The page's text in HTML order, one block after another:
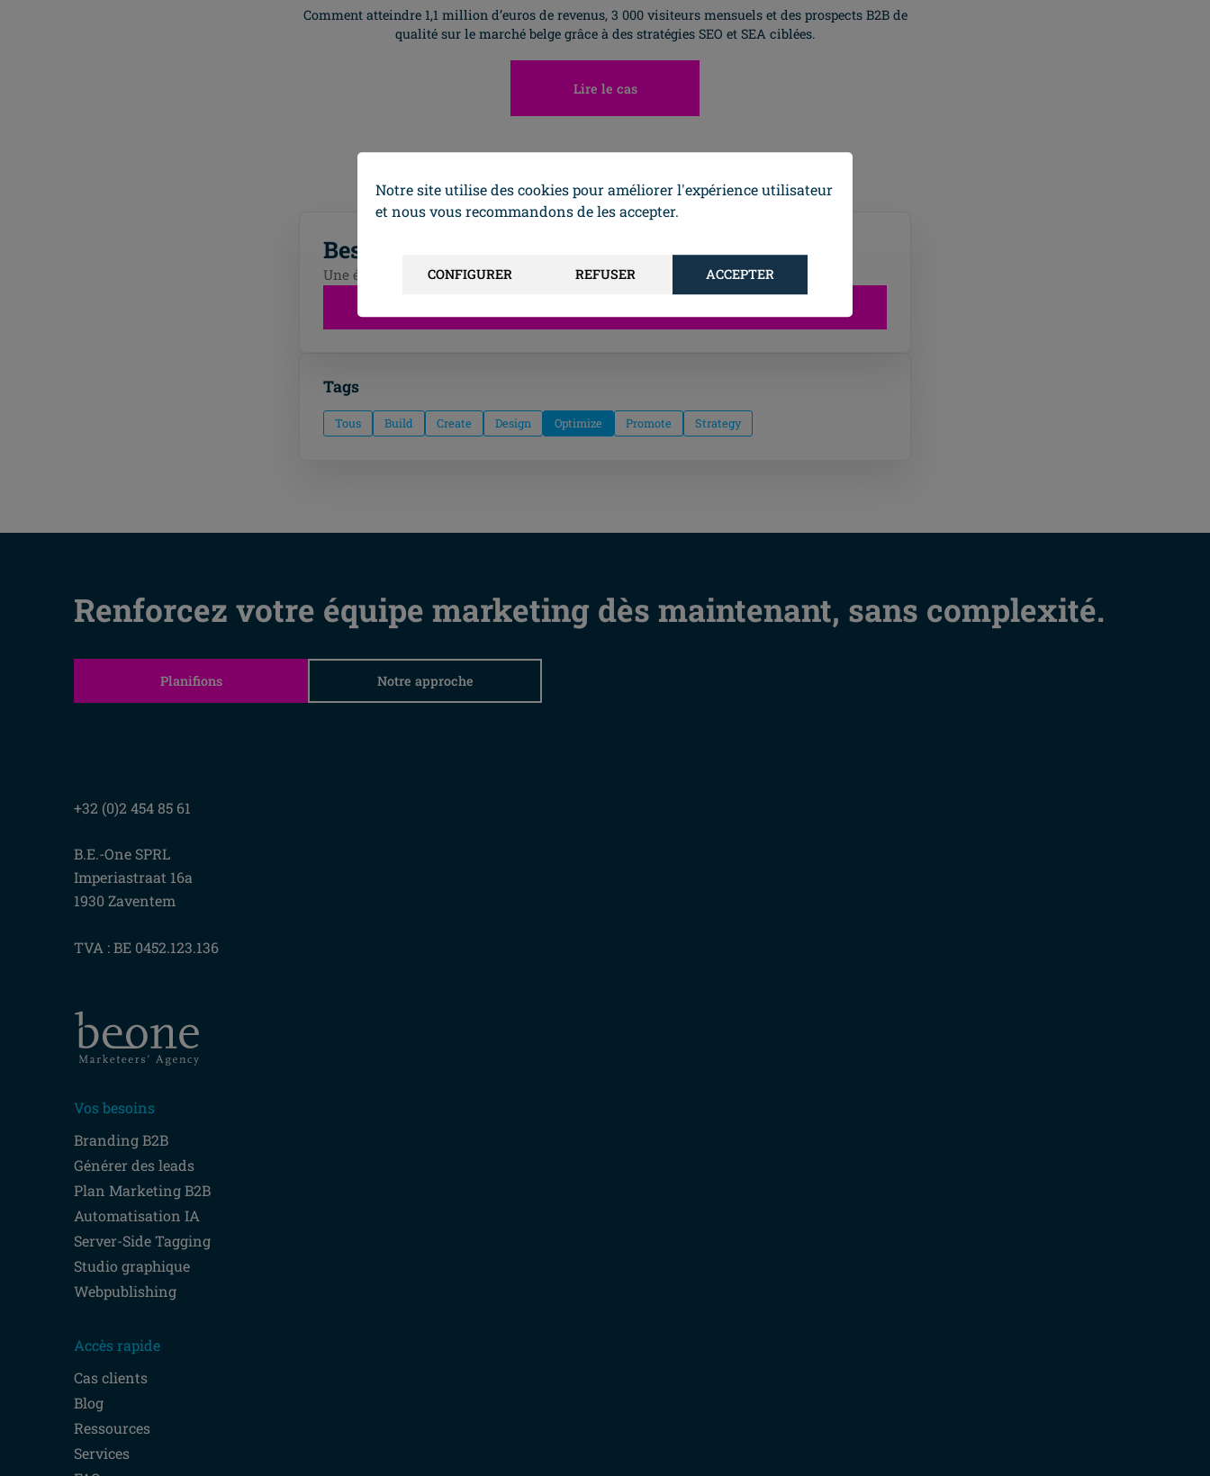
Comment atteindre 1,1 million d’euros de revenus, 3 000 visiteurs mensuels et des prospects B2B de
qualité sur le marché belge grâce à des stratégies SEO et SEA ciblées.
Lire le cas
Besoin de renfort marketing ?
Une équipe marketing complète, sans les contraintes du recrutement.
Tags
Tous Build Create Design Optimize Promote Strategy
Renforcez votre équipe marketing dès maintenant, sans complexité.
Planifions Notre approche
+32 (0)2 454 85 61
B.E.-One SPRL
Imperiastraat 16a
1930 Zaventem
TVA : BE 0452.123.136
Vos besoins
Branding B2B
Générer des leads
Plan Marketing B2B
Automatisation IA
Server-Side Tagging
Studio graphique
Webpublishing
Accès rapide
Cas clients
Blog
Ressources
Services
Notre site utilise des cookies pour améliorer l'expérience utilisateur
et nous vous recommandons de les accepter.
CONFIGURER REFUSER ACCEPTER